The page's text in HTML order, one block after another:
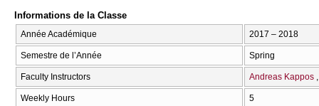
Informations de la Classe
Année Académique 2017 – 2018
Semestre de l’Année Spring
Faculty Instructors Andreas Kappos
Weekly Hours 5